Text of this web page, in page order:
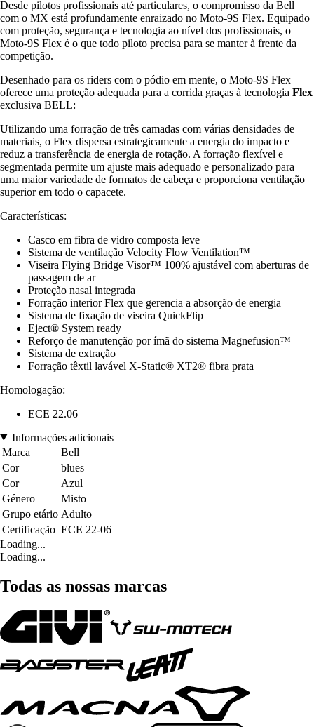
Desde pilotos profissionais até particulares, o compromisso da Bell
com o MX está profundamente enraizado no Moto-9S Flex. Equipado
com proteção, segurança e tecnologia ao nível dos profissionais, o
Moto-9S Flex é o que todo piloto precisa para se manter à frente da
competição.
Desenhado para os riders com o pódio em mente, o Moto-9S Flex
oferece uma proteção adequada para a corrida graças à tecnologia Flex
exclusiva BELL:
Utilizando uma forração de três camadas com várias densidades de
materiais, o Flex dispersa estrategicamente a energia do impacto e
reduz a transferência de energia de rotação. A forração flexível e
segmentada permite um ajuste mais adequado e personalizado para
uma maior variedade de formatos de cabeça e proporciona ventilação
superior em todo o capacete.
Características:
Casco em fibra de vidro composta leve
Sistema de ventilação Velocity Flow Ventilation™
Viseira Flying Bridge Visor™ 100% ajustável com aberturas de
passagem de ar
Proteção nasal integrada
Forração interior Flex que gerencia a absorção de energia
Sistema de fixação de viseira QuickFlip
Eject® System ready
Reforço de manutenção por ímã do sistema Magnefusion™
Sistema de extração
Forração têxtil lavável X-Static® XT2® fibra prata
Homologação:
ECE 22.06
Informações adicionais
Marca
Bell
Cor
blues
Cor
Azul
Género
Misto
Grupo etário Adulto
Certificação ECE 22-06
Loading...
Loading...
Todas as nossas marcas